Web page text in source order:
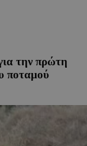
την πρώτη
ποταμού